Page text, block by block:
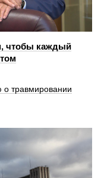
чтобы каждый
травмировании